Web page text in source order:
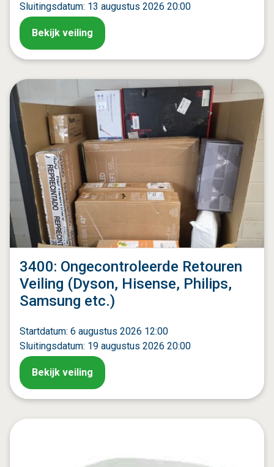
Sluitingsdatum: 13 augustus 2026 20:00
Bekijk veiling
3400: Ongecontroleerde Retouren
Veiling (Dyson, Hisense, Philips,
Samsung etc.)
Startdatum: 6 augustus 2026 12:00
Sluitingsdatum: 19 augustus 2026 20:00
Bekijk veiling